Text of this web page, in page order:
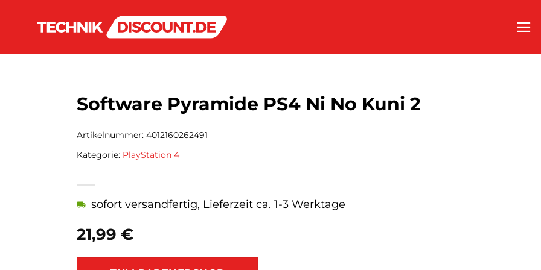
Software Pyramide PS4 Ni No Kuni 2
21,99 €
sofort versandfertig, Lieferzeit ca. 1-3 Werktage
Artikelnummer: 4012160262491
Kategorie: PlayStation 4